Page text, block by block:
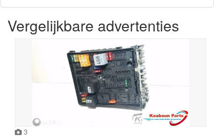
Vergelijkbare advertenties
3